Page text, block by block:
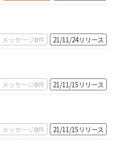
メッセージ0件 21/11/24リリース
メッセージ0件 21/11/15 リリース
メッセージ0件 21/11/15 リリース